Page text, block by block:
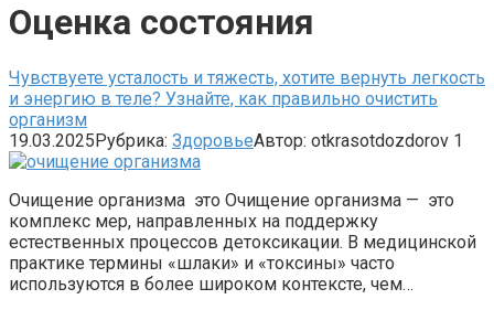
Оценка состояния
Чувствуете усталость и тяжесть, хотите вернуть легкость
и энергию в теле? Узнайте, как правильно очистить
организм
19.03.2025Рубрика: ЗдоровьеАвтор: otkrasotdozdorov 1
Очищение организма это Очищение организма — это
комплекс мер, направленных на поддержку
естественных процессов детоксикации. В медицинской
практике термины «шлаки» и «токсины» часто
используются в более широком контексте, чем…